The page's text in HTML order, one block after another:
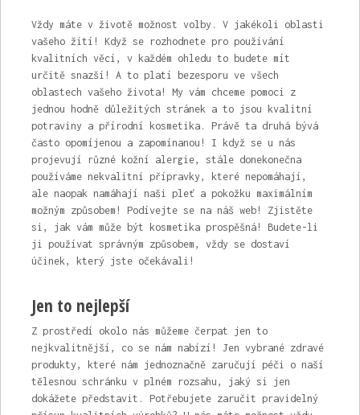
Vždy máte v životě možnost volby. V jakékoli oblasti
vašeho žití! Když se rozhodnete pro používání
kvalitních věcí, v každém ohledu to budete mít
určitě snazší! A to platí bezesporu ve všech
oblastech vašeho života! My vám chceme pomoci z
jednou hodně důležitých stránek a to jsou kvalitní
potraviny a přírodní kosmetika. Právě ta druhá bývá
často opomíjenou a zapomínanou! I když se u nás
projevují různé kožní alergie, stále donekonečna
používáme nekvalitní přípravky, které nepomáhají,
ale naopak namáhají naši pleť a pokožku maximálním
možným způsobem! Podívejte se na náš web! Zjistěte
si, jak vám může být kosmetika prospěšná! Budete-li
ji používat správným způsobem, vždy se dostaví
účinek, který jste očekávali!
Jen to nejlepší
Z prostředí okolo nás můžeme čerpat jen to
nejkvalitnější, co se nám nabízí! Jen vybrané zdravé
produkty, které nám jednoznačně zaručují péči o naší
tělesnou schránku v plném rozsahu, jaký si jen
dokážete představit. Potřebujete zaručit pravidelný